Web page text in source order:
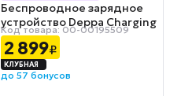
РАССРОЧКА 0-0-12
Беспроводное зарядное
устройство Deppa Charging
Stand 24027, графит
Код товара: 00-00195509
2 899₽
до 57 бонусов